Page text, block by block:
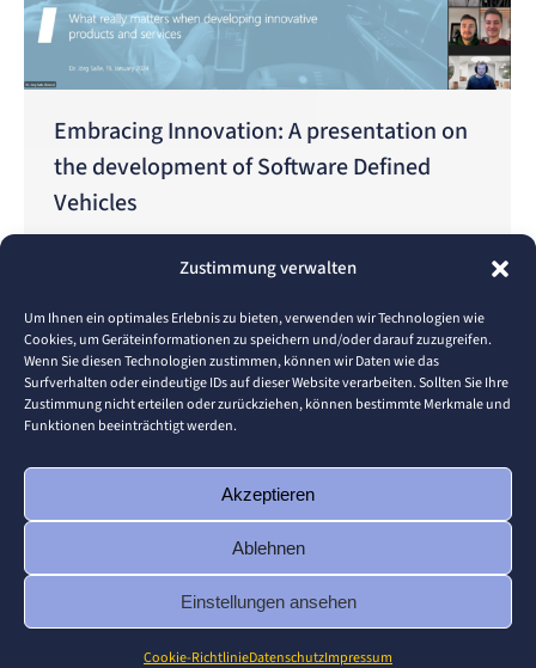
Zustimmung verwalten
Um Ihnen ein optimales Erlebnis zu bieten, verwenden wir Technologien wie
Cookies, um Geräteinformationen zu speichern und/oder darauf zuzugreifen.
Wenn Sie diesen Technologien zustimmen, können wir Daten wie das
Surfverhalten oder eindeutige IDs auf dieser Website verarbeiten. Sollten Sie Ihre
Zustimmung nicht erteilen oder zurückziehen, können bestimmte Merkmale und
Funktionen beeinträchtigt werden.
Akzeptieren
Ablehnen
Einstellungen ansehen
Cookie-RichtlinieDatenschutzImpressum
Embracing Innovation: A presentation on
the development of Software Defined
Vehicles
Profound Insights on Innovation Dr. Jörg Sasse
delivered a captivating presentation at Hochschule
Pforzheim, engaging an audience of 18 individuals
with his profound insights on developing
innovative products and services at MHP. The
presentation by Dr. Sasse took place as part of the
Consulting Course lectureled by Holger Bernad and
Patrick Marberer. As an associated…